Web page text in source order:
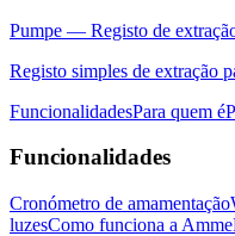
Pumpe — Registo de
Registo simples de extração
FuncionalidadesPara quem é
Funcionalidades
Cronómetro de amamentação
luzesComo funciona a Amme